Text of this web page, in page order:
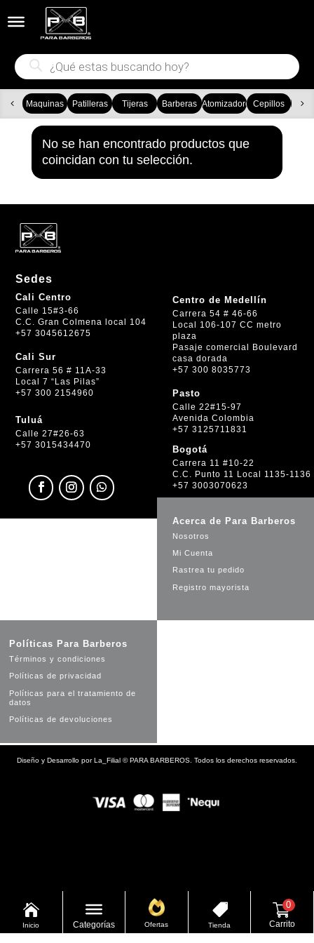
Búsqueda
de
productos
Maquinas Patilleras Tijeras Barberas AtomizadoresCepillos
No se han encontrado productos que
coincidan con tu selección.
Sedes
Cali Centro
Calle 15#3-66
C.C. Gran Colmena local 104
+57 3045612675
Cali Sur
Carrera 56 # 11A-33
Local 7 “Las Pilas”
+57 300 2154960
Tuluá
Calle 27#26-63
+57 3015434470
Centro de Medellín
Carrera 54 # 46-66
Local 106-107 CC metro
plaza
Pasaje comercial Boulevard
casa dorada
+57 300 8035773
Pasto
Calle 22#15-97
Avenida Colombia
+57 3125711831
Bogotá
Carrera 11 #10-22
C.C. Punto 11 Local 1135-1136
+57 3003070623
Acerca de Para Barberos
Nosotros
Mi Cuenta
Rastrea tu pedido
Registro mayorista
Políticas Para Barberos
Términos y condiciones
Políticas de privacidad
Políticas para el tratamiento de
datos
Políticas de devoluciones
Diseño y Desarrollo porLa_Filial ©PARA BARBEROS. Todos los derechos reservados.

Inicio Categorías Ofertas

Tienda
0
Carrito